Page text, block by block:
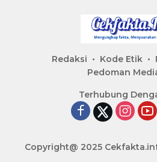
Redaksi Kode Etik
Pedoman
Terhubung
Copyright@ 2025